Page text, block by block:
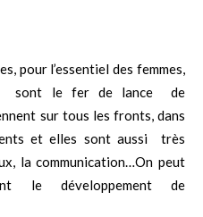
pour l’essentiel des femmes,
sont le fer de lance de
sur tous les fronts, dans
et elles sont aussi très
la communication…On peut
le développement de